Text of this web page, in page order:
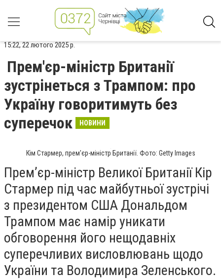
15:22, 22 лютого 2025 р.
Прем'єр-міністр Британії
зустрінеться з Трампом: про
Україну говоритимуть без
суперечок
НОВИНИ
Кім Стармер, прем'єр-міністр Британії. Фото: Getty Images
Прем’єр-міністр Великої Британії Кір
Стармер під час майбутньої зустрічі
з президентом США Дональдом
Трампом має намір уникати
обговорення його нещодавніх
суперечливих висловлювань щодо
України та Володимира Зеленського.